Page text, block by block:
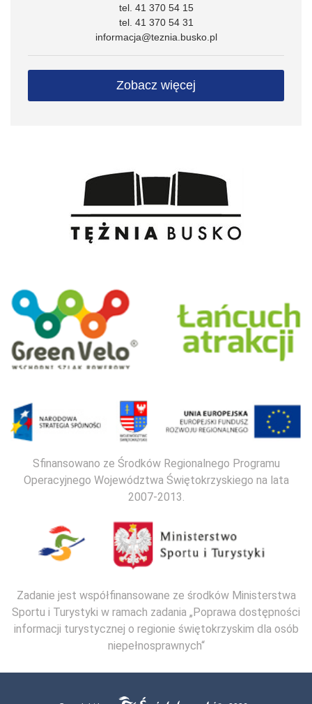
tel. 41 370 54 15
tel. 41 370 54 31
informacja@teznia.busko.pl
Zobacz więcej
Sfinansowano ze Środków Regionalnego Programu
Operacyjnego Województwa Świętokrzyskiego na lata
2007-2013.
Zadanie jest współfinansowane ze środków Ministerstwa
Sportu i Turystyki w ramach zadania „Poprawa dostępności
informacji turystycznej o regionie świętokrzyskim dla osób
niepełnosprawnych“